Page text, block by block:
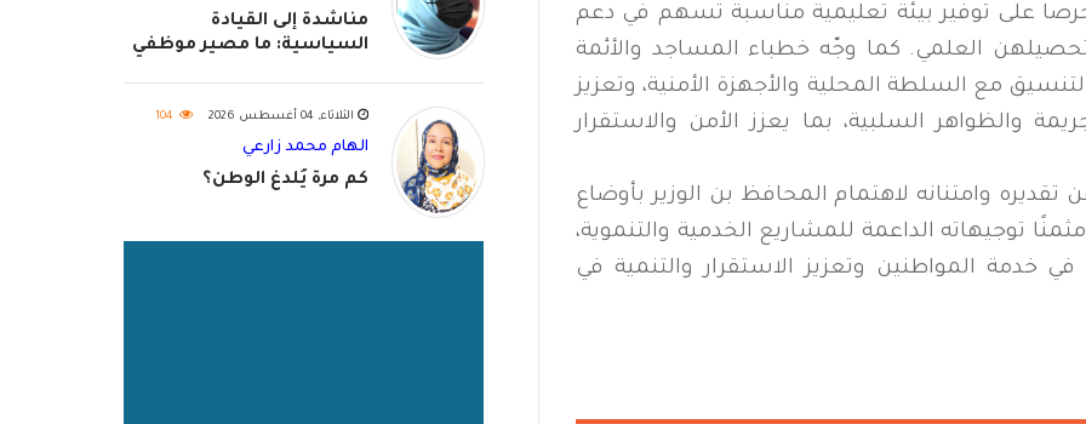
وحرصا على توفير بيئة تعليمية مناسبة تسهم في دعم
العلمي. كما وجّه خطباء المساجد والأئمة
مع السلطة المحلية والأجهزة الأمنية، وتعزيز
والظواهر السلبية، بما يعزز الأمن والاستقرار
تقديره وامتنانه لاهتمام المحافظ بن الوزير بأوضاع
توجيهاته الداعمة للمشاريع الخدمية والتنموية،
خدمة المواطنين وتعزيز الاستقرار والتنمية في
مناشدة إلى القيادة
السياسية: ما مصير موظفي
الثلاثاء, 04 أغسطس 2026 104
الهام محمد زارعي
كم مرة يُلدغ الوطن؟